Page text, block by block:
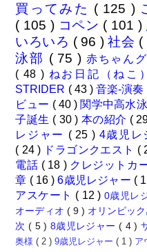
買ってみた ( 125 )
( 105 ) コペン ( 101 )
いろいろ ( 96 )社会 (
泳部 ( 75 ) 赤ちゃん
( 48 ) ねお日記（ねこ
STRIDER ( 43 ) 音楽-演奏
ビュー ( 40 ) 関学中高水
子誕生 ( 30 ) 本の紹介 (
レジャー ( 25 ) 4歳児レ
( 24 ) ドラゴンクエスト (
電話 ( 18 ) クレジットカ
章 ( 16 )6歳児レジャー (
アスケート ( 12 ) 0歳児レ
オーディオ ( 9 ) オリンピッ
次( 5 ) 8歳児レジャー( 4 )
奥様( 2 )9歳児レジャー( 1 ) ア